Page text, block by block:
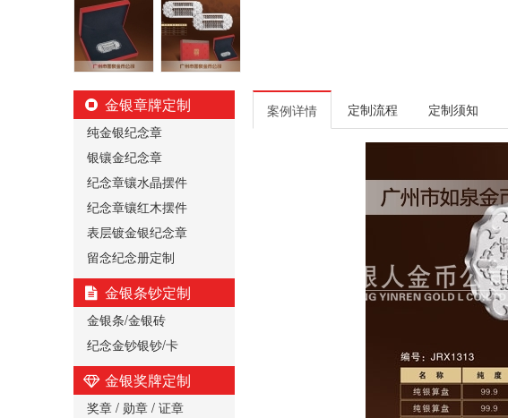
金银章牌定制
纯金银纪念章
银镶金纪念章
纪念章镶水晶摆件
纪念章镶红木摆件
表层镀金银纪念章
留念纪念册定制
金银条钞定制
金银条/金银砖
纪念金钞银钞/卡
金银奖牌定制
奖章 / 勋章 / 证章
案例详情 定制流程 定制须知